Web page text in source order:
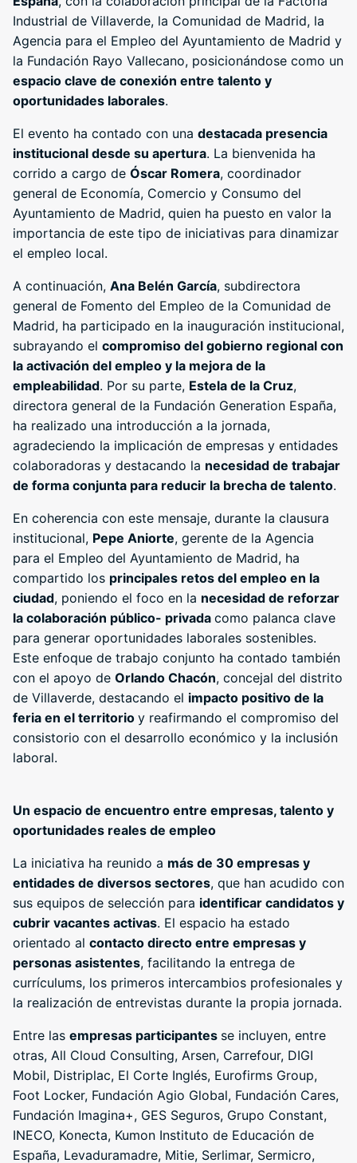
Industrial de Villaverde, la Comunidad de Madrid, la
Agencia para el Empleo del Ayuntamiento de Madrid y
la Fundación Rayo Vallecano, posicionándose como un
espacio clave de conexión entre talento y
oportunidades laborales.
El evento ha contado con una destacada presencia
institucional desde su apertura. La bienvenida ha
corrido a cargo de Óscar Romera, coordinador
general de Economía, Comercio y Consumo del
Ayuntamiento de Madrid, quien ha puesto en valor la
importancia de este tipo de iniciativas para dinamizar
el empleo local.
A continuación, Ana Belén García, subdirectora
general de Fomento del Empleo de la Comunidad de
Madrid, ha participado en la inauguración institucional,
subrayando el compromiso del gobierno regional con
la activación del empleo y la mejora de la
empleabilidad. Por su parte, Estela de la Cruz,
directora general de la Fundación Generation España,
ha realizado una introducción a la jornada,
agradeciendo la implicación de empresas y entidades
colaboradoras y destacando la necesidad de trabajar
de forma conjunta para reducir la brecha de talento.
En coherencia con este mensaje, durante la clausura
institucional, Pepe Aniorte, gerente de la Agencia
para el Empleo del Ayuntamiento de Madrid, ha
compartido los principales retos del empleo en la
ciudad, poniendo el foco en la necesidad de reforzar
la colaboración público- privada como palanca clave
para generar oportunidades laborales sostenibles.
Este enfoque de trabajo conjunto ha contado también
con el apoyo de Orlando Chacón, concejal del distrito
de Villaverde, destacando el impacto positivo de la
feria en el territorio y reafirmando el compromiso del
consistorio con el desarrollo económico y la inclusión
laboral.
Un espacio de encuentro entre empresas, talento y
oportunidades reales de empleo
La iniciativa ha reunido a más de 30 empresas y
entidades de diversos sectores, que han acudido con
sus equipos de selección para identificar candidatos y
cubrir vacantes activas. El espacio ha estado
orientado al contacto directo entre empresas y
personas asistentes, facilitando la entrega de
currículums, los primeros intercambios profesionales y
la realización de entrevistas durante la propia jornada.
Entre las empresas participantes se incluyen, entre
otras, All Cloud Consulting, Arsen, Carrefour, DIGI
Mobil, Distriplac, El Corte Inglés, Eurofirms Group,
Foot Locker, Fundación Agio Global, Fundación Cares,
Fundación Imagina+, GES Seguros, Grupo Constant,
INECO, Konecta, Kumon Instituto de Educación de
España, Levaduramadre, Mitie, Serlimar, Sermicro,